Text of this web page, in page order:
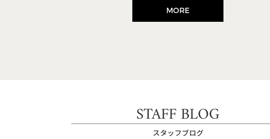
MORE
STAFF BLOG
スタッフブログ